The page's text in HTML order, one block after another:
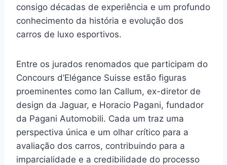
consigo décadas de experiência e um profundo
conhecimento da história e evolução dos
carros de luxo esportivos.
Entre os jurados renomados que participam do
Concours d’Elégance Suisse estão figuras
proeminentes como Ian Callum, ex-diretor de
design da Jaguar, e Horacio Pagani, fundador
da Pagani Automobili. Cada um traz uma
perspectiva única e um olhar crítico para a
avaliação dos carros, contribuindo para a
imparcialidade e a credibilidade do processo